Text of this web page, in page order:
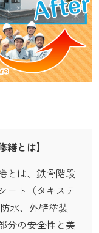
繕とは】
とは、鉄骨階段
ート（タキステ
水、外壁塗装
分の安全性と美